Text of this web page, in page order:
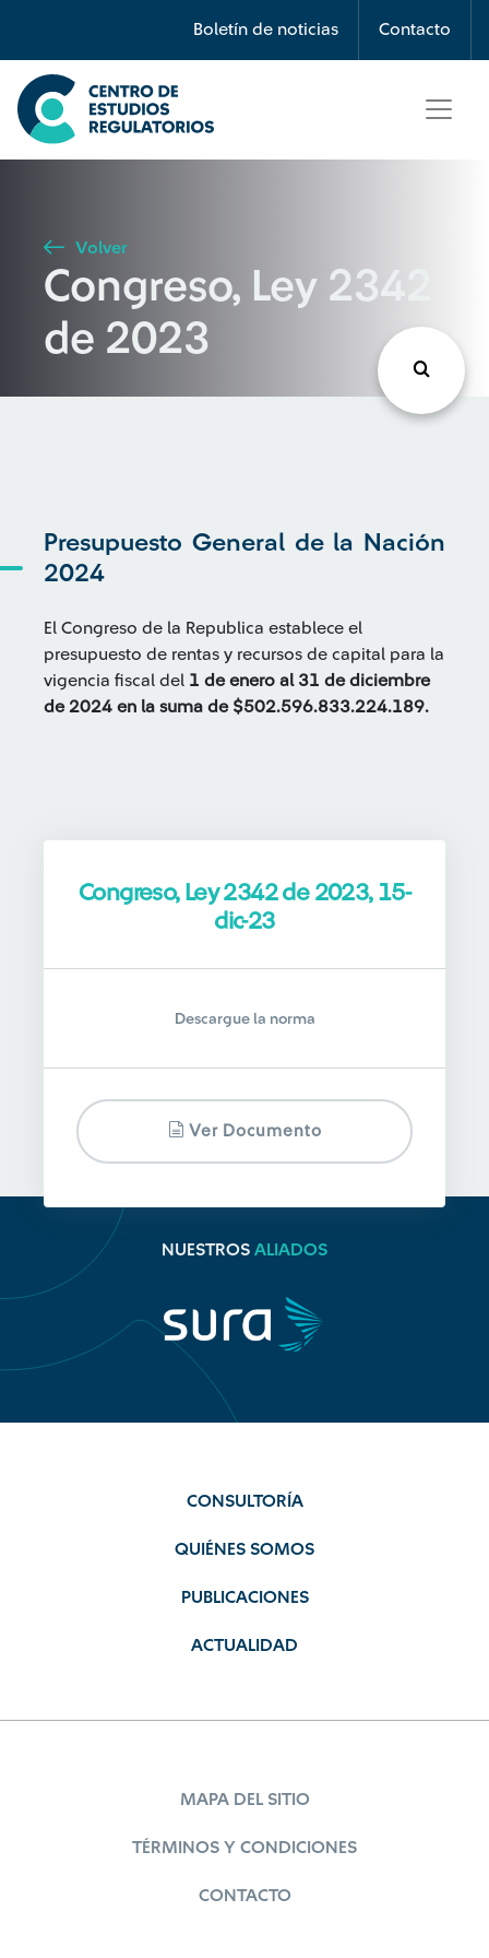
Boletín de noticias Contacto
Búsqueda
Seleccione país
Buscar
Volver
Congreso, Ley 2342
de 2023
Presupuesto General de la Nación
2024
El Congreso de la Republica establece el
presupuesto de rentas y recursos de capital para la
vigencia fiscal del 1 de enero al 31 de diciembre
de 2024 en la suma de $502.596.833.224.189.
Congreso, Ley 2342 de 2023, 15-
dic-23
Descargue la norma
Ver Documento
NUESTROS ALIADOS
CONSULTORÍA
QUIÉNES SOMOS
PUBLICACIONES
ACTUALIDAD
MAPA DEL SITIO
TÉRMINOS Y CONDICIONES
CONTACTO